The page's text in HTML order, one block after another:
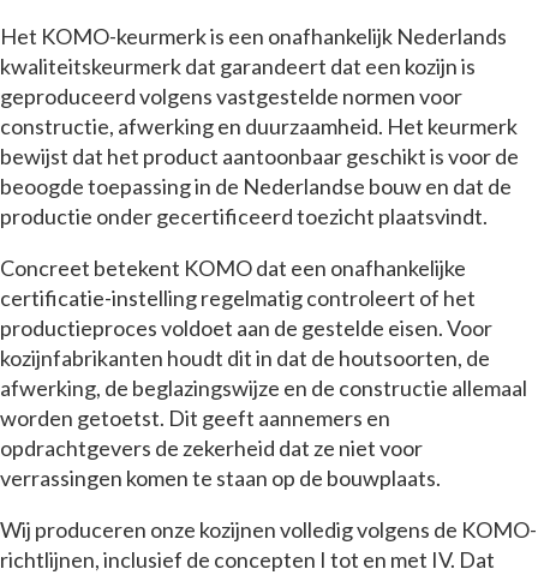
Het KOMO-keurmerk is een onafhankelijk Nederlands
kwaliteitskeurmerk dat garandeert dat een kozijn is
geproduceerd volgens vastgestelde normen voor
constructie, afwerking en duurzaamheid. Het keurmerk
bewijst dat het product aantoonbaar geschikt is voor de
beoogde toepassing in de Nederlandse bouw en dat de
productie onder gecertificeerd toezicht plaatsvindt.
Concreet betekent KOMO dat een onafhankelijke
certificatie-instelling regelmatig controleert of het
productieproces voldoet aan de gestelde eisen. Voor
kozijnfabrikanten houdt dit in dat de houtsoorten, de
afwerking, de beglazingswijze en de constructie allemaal
worden getoetst. Dit geeft aannemers en
opdrachtgevers de zekerheid dat ze niet voor
verrassingen komen te staan op de bouwplaats.
Wij produceren onze kozijnen volledig volgens de KOMO-
richtlijnen, inclusief de concepten I tot en met IV. Dat